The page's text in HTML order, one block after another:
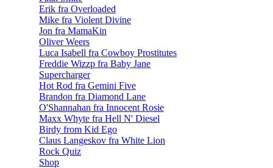
Erik fra Overloaded
Mike fra Violent Divine
Jon fra MamaKin
Oliver Weers
Luca Isabell fra Cowboy Prostitutes
Freddie Wizzp fra Baby Jane
Supercharger
Hot Rod fra Gemini Five
Brandon fra Diamond Lane
O'Shannahan fra Innocent Rosie
Maxx Whyte fra Hell N' Diesel
Birdy from Kid Ego
Claus Langeskov fra White Lion
Rock Quiz
Shop